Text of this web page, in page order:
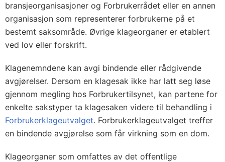
bransjeorganisasjoner og Forbrukerrådet eller en annen
organisasjon som representerer forbrukerne på et
bestemt saksområde. Øvrige klageorganer er etablert
ved lov eller forskrift.
Klagenemndene kan avgi bindende eller rådgivende
avgjørelser. Dersom en klagesak ikke har latt seg løse
gjennom megling hos Forbrukertilsynet, kan partene for
enkelte sakstyper ta klagesaken videre til behandling i
Forbrukerklageutvalget. Forbrukerklageutvalget treffer
en bindende avgjørelse som får virkning som en dom.
Klageorganer som omfattes av det offentlige